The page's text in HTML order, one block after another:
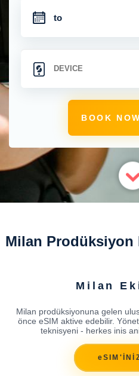
BOOK
Milan Prodüksiyon
Milan
Milan prodüksiyonuna gelen
önce eSIM aktive edebilir.
teknisyeni - herkes inis